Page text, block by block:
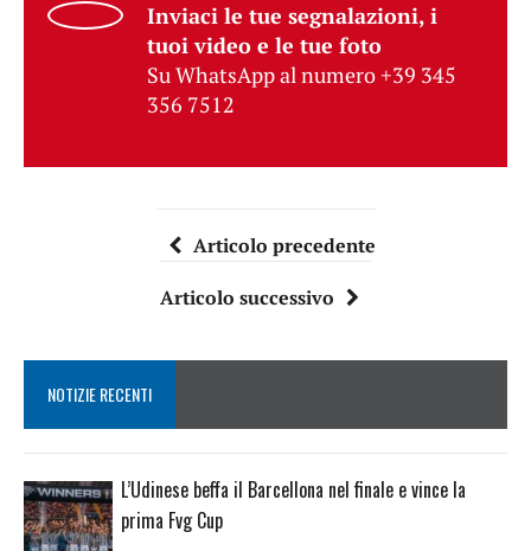
Inviaci le tue segnalazioni, i
tuoi video e le tue foto
Su WhatsApp al numero +39 345
356 7512
Articolo precedente
Articolo successivo
NOTIZIE RECENTI
L’Udinese beffa il Barcellona nel finale e vince la
prima Fvg Cup